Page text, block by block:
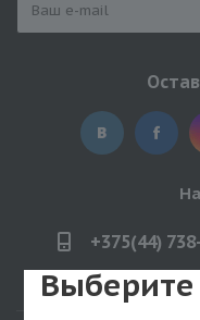
Выберите
+375(44)